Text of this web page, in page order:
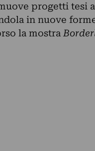
progetti tesi
in nuove
la mostra